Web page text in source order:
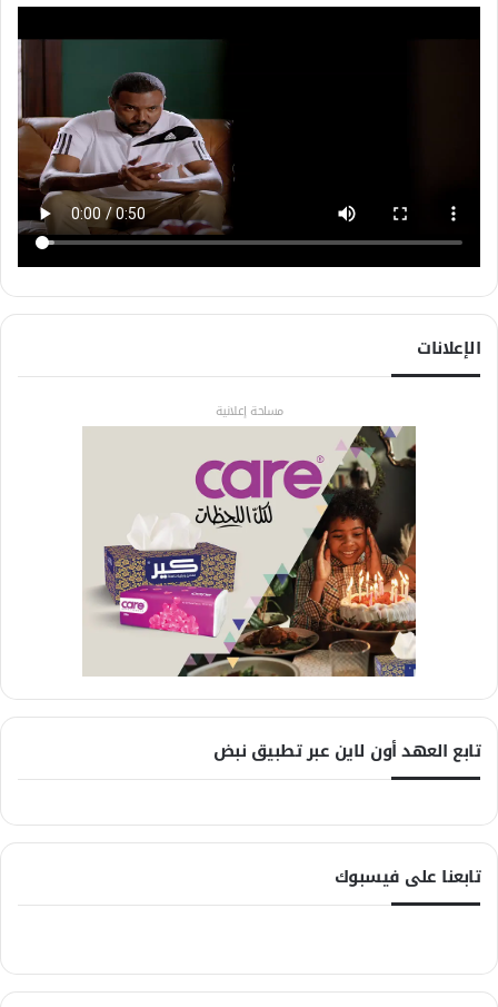
الإعلانات
مساحة إعلانية
تابع العهد أون لاين عبر تطبيق نبض
تابعنا على فيسبوك